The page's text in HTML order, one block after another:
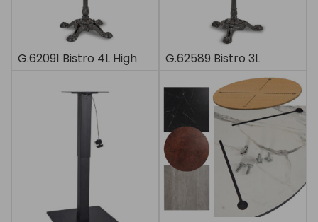
G.62091 Bistro 4L High G.62589 Bistro 3L